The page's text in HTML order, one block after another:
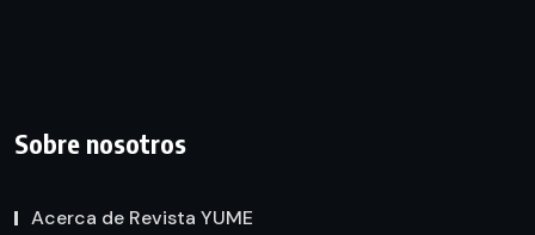
Sobre nosotros
Acerca de Revista YUME